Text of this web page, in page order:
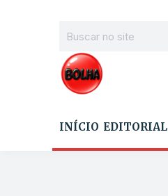
INÍCIO EDITORIAL